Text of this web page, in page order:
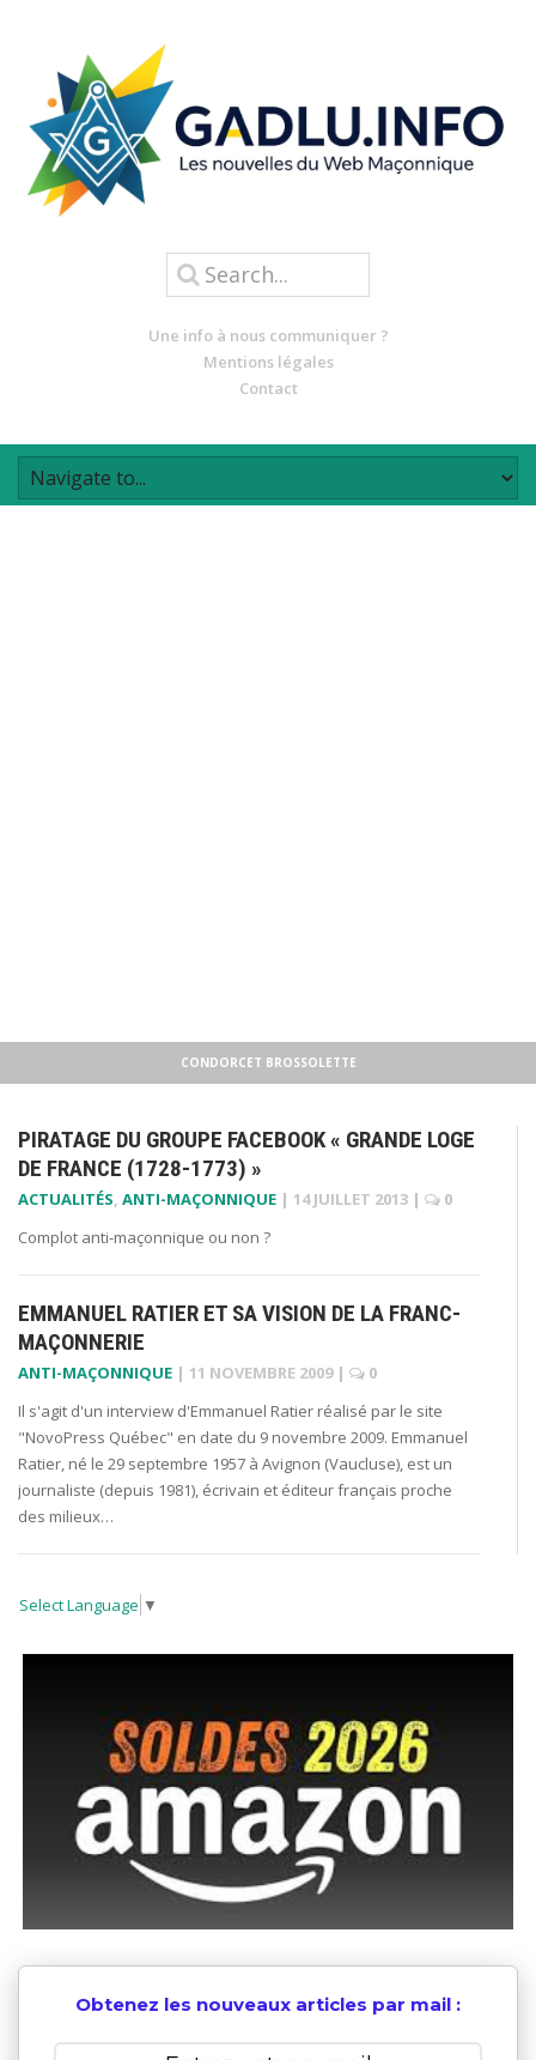
Une info à nous communiquer ?
Mentions légales
Contact
CONDORCET BROSSOLETTE
PIRATAGE DU GROUPE FACEBOOK « GRANDE LOGE
DE FRANCE (1728-1773) »
ACTUALITÉS, ANTI-MAÇONNIQUE | 14 JUILLET 2013 |
0
Complot anti-maçonnique ou non ?
EMMANUEL RATIER ET SA VISION DE LA FRANC-
MAÇONNERIE
ANTI-MAÇONNIQUE | 11 NOVEMBRE 2009 |
0
Il s'agit d'un interview d'Emmanuel Ratier réalisé par le site
"NovoPress Québec" en date du 9 novembre 2009. Emmanuel
Ratier, né le 29 septembre 1957 à Avignon (Vaucluse), est un
journaliste (depuis 1981), écrivain et éditeur français proche
des milieux…
Select Language ▼
Obtenez les nouveaux articles par mail :